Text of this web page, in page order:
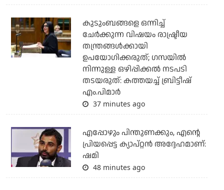
കുടുംബങ്ങളെ ഒന്നിച്ച്
ചേര്‍ക്കുന്ന വിഷയം രാഷ്ട്രീയ
തന്ത്രങ്ങള്‍ക്കായി
ഉപയോഗിക്കരുത്; ഗസയില്‍
നിന്നുള്ള ഒഴിപ്പിക്കല്‍ നടപടി
തടയരുത്: കത്തയച്ച് ബ്രിട്ടീഷ്
എം.പിമാര്‍
37 minutes ago
എപ്പോഴും പിന്തുണക്കും, എന്റെ
പ്രിയപ്പെട്ട ക്യാപ്റ്റന്‍ അദ്ദേഹമാണ്:
ഷമി
48 minutes ago